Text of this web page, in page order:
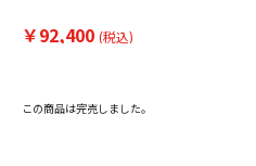
￥92,400 (税込)
この商品は完売しました。